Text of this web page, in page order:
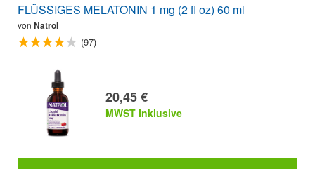
FLÜSSIGES MELATONIN 1 mg (2 fl oz) 60 ml
von Natrol
(97)
20,45 €
MWST Inklusive